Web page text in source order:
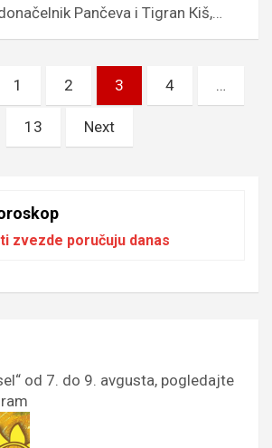
Pančeva i Tigran Кiš,…
1 2 3 4 …
13 Next
zvezde poručuju danas
od 7. do 9. avgusta, pogledajte